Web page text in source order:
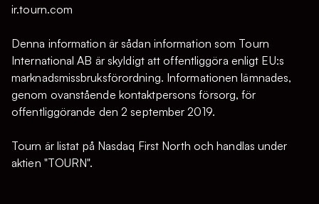
ir.tourn.com
Denna information är sådan information som Tourn
International AB är skyldigt att offentliggöra enligt EU:s
marknadsmissbruksförordning. Informationen lämnades,
genom ovanstående kontaktpersons försorg, för
offentliggörande den 2 september 2019.
Tourn är listat på Nasdaq First North och handlas under
aktien "TOURN".